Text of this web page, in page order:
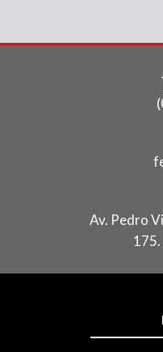
Av. Pedro